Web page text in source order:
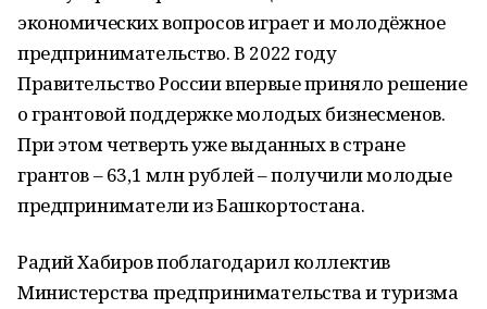
экономических вопросов играет и молодёжное
предпринимательство. В 2022 году
Правительство России впервые приняло решение
о грантовой поддержке молодых бизнесменов.
При этом четверть уже выданных в стране
грантов – 63,1 млн рублей – получили молодые
предприниматели из Башкортостана.
Радий Хабиров поблагодарил коллектив
Министерства предпринимательства и туризма